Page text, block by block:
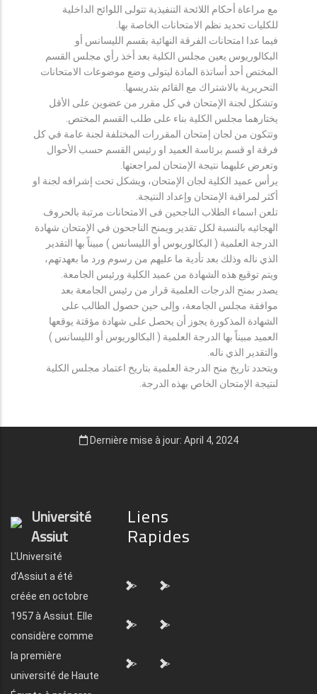
مع مراعاة أحكام اللائحة التنفيذية تتولى اللوائح الداخلية
للكليات تحديد نظم الامتحانات الخاصة بها.
فيما عدا امتحانات الفرقة النهائية بقسم الليسانس أو
البكالوريوس يعين مجلس الكلية بعد أخذ رأي مجلس القسم
المختص أحد أساتذة المادة ليتولى وضع موضوعات الامتحانات
التحريرية بالاشتراك مع القائم بتدريسها.
وتشكل لجنة الإمتحان في كل مقرر من عضوين على الأقل
يختارهما مجلس الكلية بناء على طلب القسم المختص.
وتتكون من لجان إمتحان المقررات المختلفة لجنة عامة في كل
فرقة او قسم برئاسة العميد او رئيس القسم حسب الأحوال
وتعرض عليهما نتيجة الإمتحان لمراجعتها.
يرأس عميد الكلية لجان الإمتحان، ويشكل تحت إشرافه لجنة او
أكثر لمراقبة الإمتحان وإعداد النتيجة.
تلعن اسماء الطلاب الناجحين فى الامتحانات مرتبة بالحروف
الهجائيه بالنسبة لكل تقدير ويمنح الناجحون في الإمتحان شهادة
الدرجة العلمية ( البكالوريوس أو الليسانس ) مبيناً بها التقدير
الذي ناله وذلك بعد تأدية ما عليهم من رسوم ورد ما بعهدتهم،
ويتم توقيع هذه الشهادة من عميد الكلية ورئيس الجامعة.
يصدر بمنح الدرجات العلمية قرار من رئيس الجامعة بعد
موافقة مجلس الجامعة، وإلى حين حصول الطالب على
الشهادة المذكورة يجوز أن يحصل على شهادة مؤقتة يوقعها
العميد مبيناً بها الدرجة العلمية ( البكالوريوس أو الليسانس )
والتقدير الذي ناله.
ويتحدد تاريخ منح الدرجة العلمية بتاريخ اعتماد مجلس الكلية
لنتيجة الإمتحان الخاص بهذه الدرجة.
Dernière mise à jour: April 4, 2024
Université
Assiut
L'Université
d'Assiut a été
créée en octobre
1957 à Assiut. Elle
considère comme
la première
université de Haute
Liens
Rapides
"> ">
"> ">
"> ">